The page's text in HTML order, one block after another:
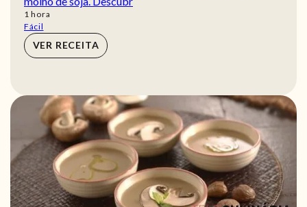
1 hora
hora
Fácil
VER RECEITA